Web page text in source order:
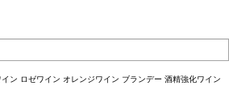
ン ロゼワイン オレンジワイン ブランデー 酒精強化ワイン